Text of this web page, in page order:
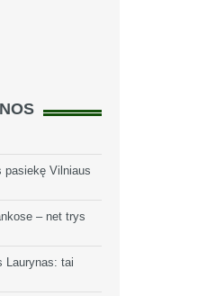
pasiekę Vilniaus
– net trys
Laurynas: tai